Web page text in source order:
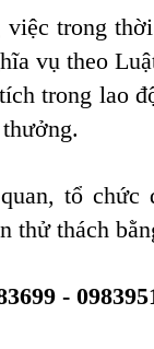
trong
vụ theo
trong lao
tổ chức
thử thách
-